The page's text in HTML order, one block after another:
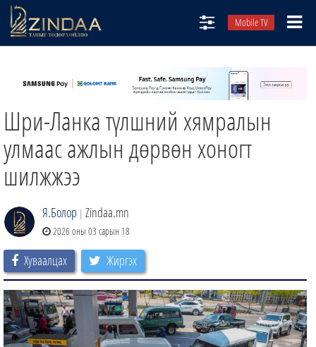
Mobile TV
ТВ8
ӨГЛӨӨНИЙ СОНИН
АУДИО ЗОХИОЛ
ЗИНДАА СЭТГҮҮЛ
Шри-Ланка түлшний хямралын
улмаас ажлын дөрвөн хоногт
шилжжээ
Я.Болор | Zindaa.mn
2026 оны 03 сарын 18
Хуваалцах Жиргэх